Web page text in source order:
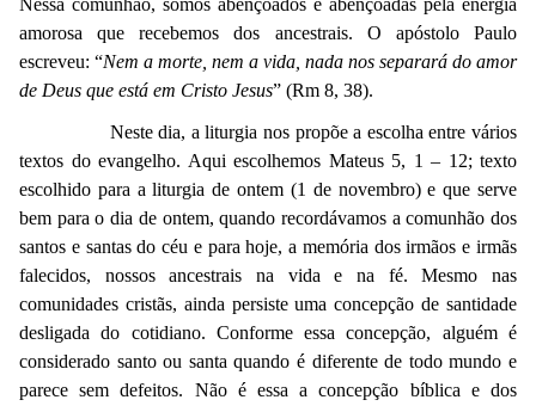
Nessa comunhão, somos abençoados e abençoadas pela energia
amorosa que recebemos dos ancestrais. O apóstolo Paulo
escreveu: “Nem a morte, nem a vida, nada nos separará do amor
de Deus que está em Cristo Jesus” (Rm 8, 38).
Neste dia, a liturgia nos propõe a escolha entre vários
textos do evangelho. Aqui escolhemos Mateus 5, 1 – 12; texto
escolhido para a liturgia de ontem (1 de novembro) e que serve
bem para o dia de ontem, quando recordávamos a comunhão dos
santos e santas do céu e para hoje, a memória dos irmãos e irmãs
falecidos, nossos ancestrais na vida e na fé. Mesmo nas
comunidades cristãs, ainda persiste uma concepção de santidade
desligada do cotidiano. Conforme essa concepção, alguém é
considerado santo ou santa quando é diferente de todo mundo e
parece sem defeitos. Não é essa a concepção bíblica e dos